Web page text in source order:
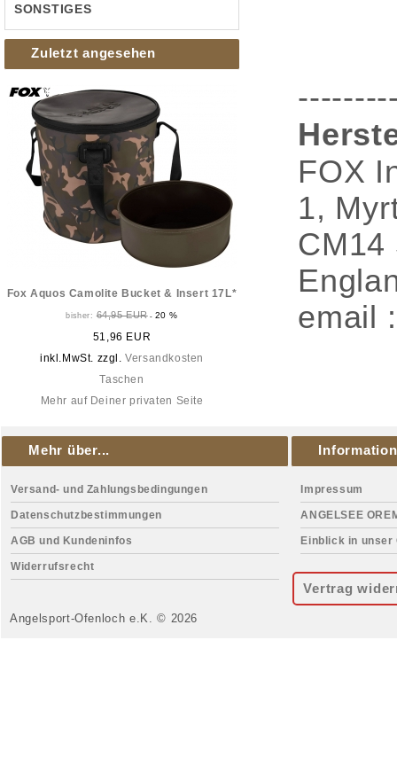
SONSTIGES
Zuletzt angesehen
Fox Aquos Camolite Bucket & Insert 17L*
bisher:64,95 EUR- 20 %
51,96 EUR
inkl.MwSt. zzgl.Versandkosten
Taschen
Mehr auf Deiner privaten Seite
FOX
1,
CM14
email
Mehr über...
Versand- und Zahlungsbedingungen
Datenschutzbestimmungen
AGB und Kundeninfos
Widerrufsrecht
Impressum
ANGELSEE
Einblick in unser
Vertrag
Angelsport-Ofenloch e.K. © 2026